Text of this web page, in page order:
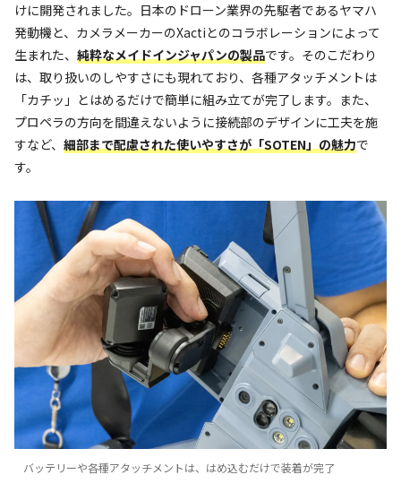
けに開発されました。日本のドローン業界の先駆者であるヤマハ
発動機と、カメラメーカーのXactiとのコラボレーションによって
生まれた、 純粋なメイドインジャパンの製品です。そのこだわり
は、取り扱いのしやすさにも現れており、各種アタッチメントは
「カチッ」とはめるだけで簡単に組み立てが完了します。また、
プロペラの方向を間違えないように接続部のデザインに工夫を施
すなど、 細部まで配慮された使いやすさが「SOTEN」の魅力で
す。
バッテリーや各種アタッチメントは、はめ込むだけで装着が完了